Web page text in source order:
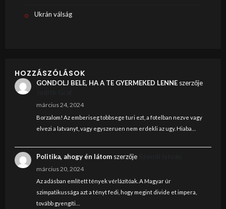
Ukrán válság
HOZZÁSZÓLÁSOK
GONDOLJ BELE, HA A TE GYERMEKED LENNEszerzője
március 24, 2024
Borzalom! Az emberiseg tobbsege turi ezt, a fotelban nezve vagy
elvezi a latvanyt, vagy egyszeruen nem erdekli az ugy. Hiaba…
Politika, ahogy én látomszerzője
március 20, 2024
Az adásban említett tények vérlázítóak. A Magyar úr
szimpatikussága azt a tényt fedi, hogy megint divide et impera,
tovább gyengíti…